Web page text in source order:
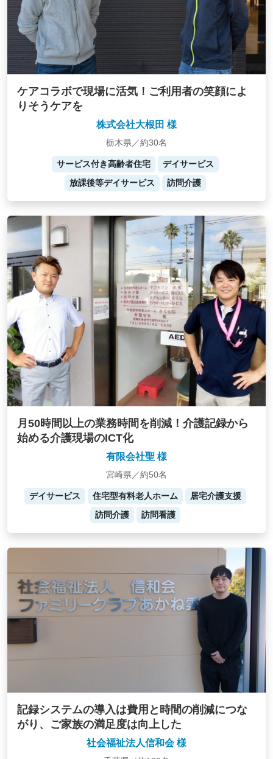
ケアコラボで現場に活気！ご利用者の笑顔によ
りそうケアを
株式会社大根田 様
栃木県／約30名
サービス付き高齢者住宅
デイサービス
放課後等デイサービス
訪問介護
月50時間以上の業務時間を削減！介護記録から
始める介護現場のICT化
有限会社聖 様
宮崎県／約50名
デイサービス 住宅型有料老人ホーム
居宅介護支援
訪問介護
訪問看護
記録システムの導入は費用と時間の削減につな
がり、ご家族の満足度は向上した
社会福祉法人信和会 様